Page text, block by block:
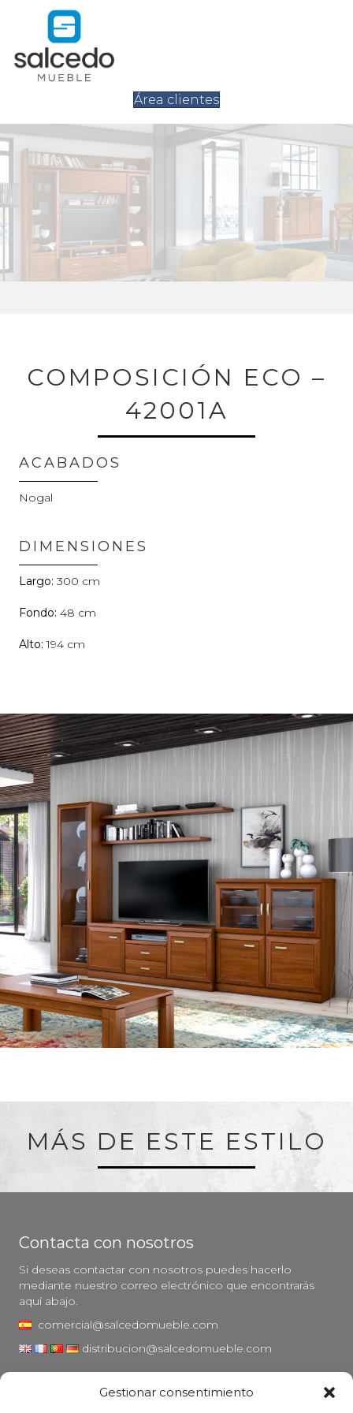
Gestionar consentimiento
Área clientes
COMPOSICIÓN ECO –
42001A
ACABADOS
Nogal
DIMENSIONES
300
48
194
MÁS DE ESTE ESTILO
Contacta con nosotros
Si deseas contactar con nosotros puedes hacerlo
mediante nuestro correo electrónico que encontrarás
aquí abajo.
comercial@salcedomueble.com
distribucion@salcedomueble.com